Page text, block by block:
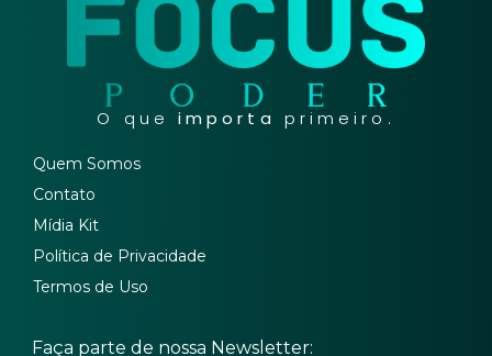
O que importa primeiro.
Quem Somos
Contato
Mídia Kit
Política de Privacidade
Termos de Uso
Faça parte de nossa Newsletter: